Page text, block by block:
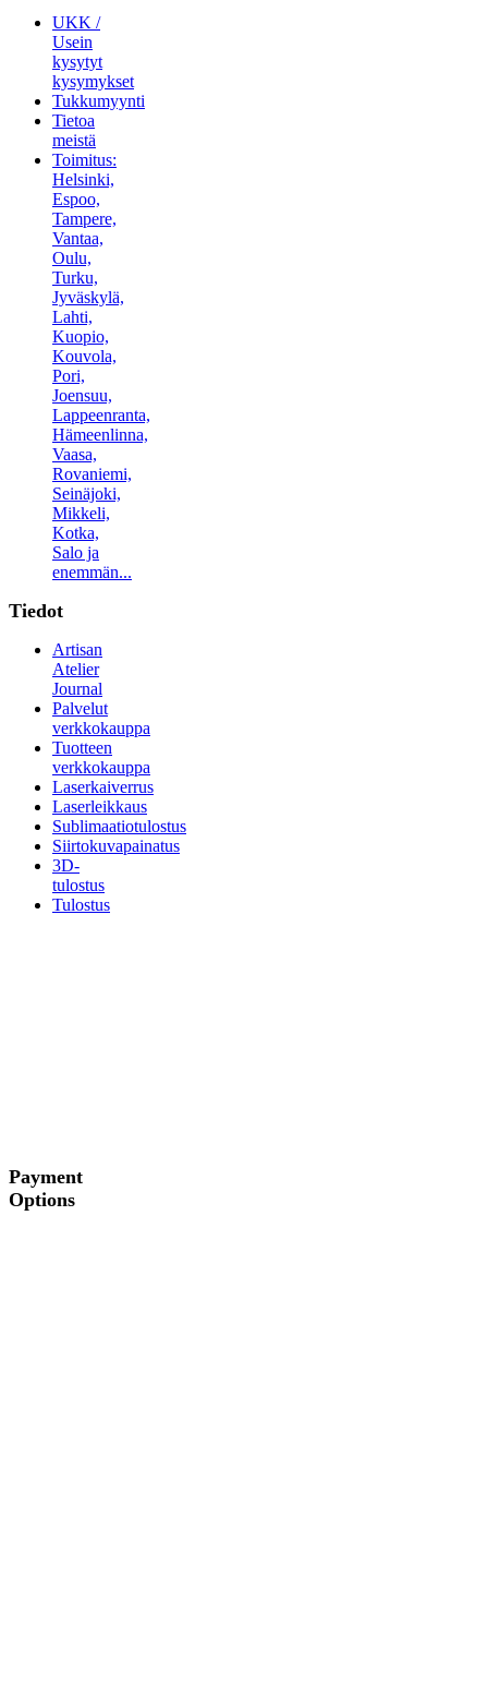
UKK /
Usein
kysytyt
kysymykset
Tukkumyynti
Tietoa
meistä
Toimitus:
Helsinki,
Espoo,
Tampere,
Vantaa,
Oulu,
Turku,
Jyväskylä,
Lahti,
Kuopio,
Kouvola,
Pori,
Joensuu,
Lappeenranta,
Hämeenlinna,
Vaasa,
Rovaniemi,
Seinäjoki,
Mikkeli,
Kotka,
Salo ja
enemmän...
Tiedot
Artisan
Atelier
Journal
Palvelut
verkkokauppa
Tuotteen
verkkokauppa
Laserkaiverrus
Laserleikkaus
Sublimaatiotulostus
Siirtokuvapainatus
3D-
tulostus
Tulostus
Payment
Options